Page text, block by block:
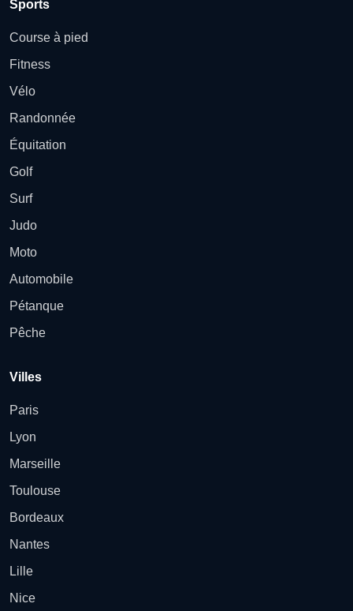
Sports
Course à pied
Fitness
Vélo
Randonnée
Équitation
Golf
Surf
Judo
Moto
Automobile
Pétanque
Pêche
Villes
Paris
Lyon
Marseille
Toulouse
Bordeaux
Nantes
Lille
Nice